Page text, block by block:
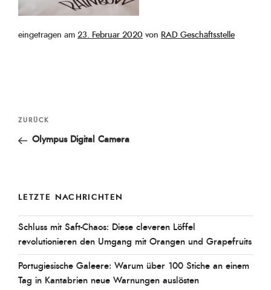
eingetragen am Veröffentlicht
23. Februar 2020 von RAD Geschäftsstelle
Beitragsnavigation
Vorheriger
Beitrag
ZURÜCK
Olympus Digital Camera
LETZTE NACHRICHTEN
Schluss mit Saft-Chaos: Diese cleveren Löffel
revolutionieren den Umgang mit Orangen und Grapefruits
Portugiesische Galeere: Warum über 100 Stiche an einem
Tag in Kantabrien neue Warnungen auslösten